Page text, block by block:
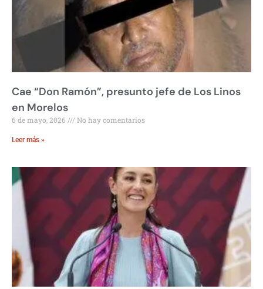
Cae “Don Ramón”, presunto jefe de Los Linos
en Morelos
6 de mayo, 2026 No hay comentarios
Leer más »